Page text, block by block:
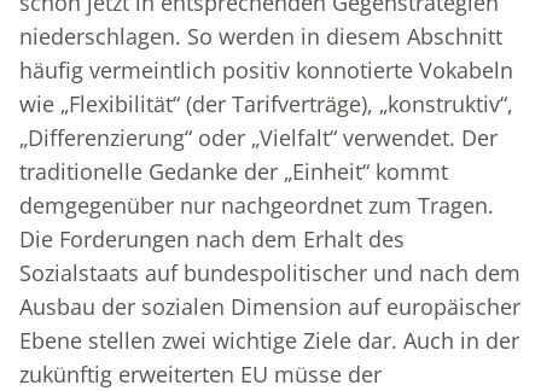
niederschlagen. So werden in diesem Abschnitt
häufig vermeintlich positiv konnotierte Vokabeln
wie „Flexibilität“ (der Tarifverträge), „konstruktiv“,
„Differenzierung“ oder „Vielfalt“ verwendet. Der
traditionelle Gedanke der „Einheit“ kommt
demgegenüber nur nachgeordnet zum Tragen.
Die Forderungen nach dem Erhalt des
Sozialstaats auf bundespolitischer und nach dem
Ausbau der sozialen Dimension auf europäischer
Ebene stellen zwei wichtige Ziele dar. Auch in der
zukünftig erweiterten EU müsse der